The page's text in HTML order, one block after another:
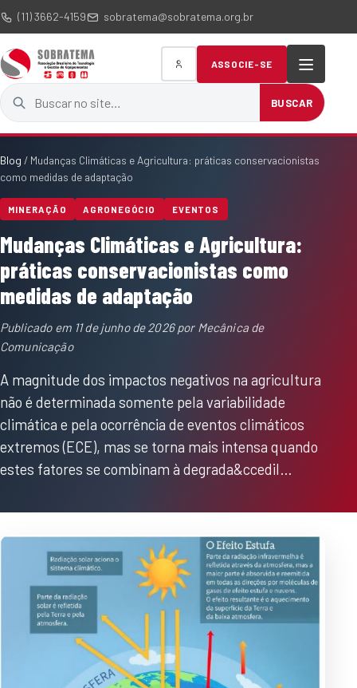
(11) 3662-4159 sobratema@sobratema.org.br
Buscar no site
BUSCAR
ASSOCIE-SE
Blog / Mudanças Climáticas e Agricultura: práticas conservacionistas
como medidas de adaptação
MINERAÇÃO AGRONEGÓCIO EVENTOS
Mudanças Climáticas e Agricultura:
práticas conservacionistas como
medidas de adaptação
Publicado em 11 de junho de 2026por Mecânica de
Comunicação
A magnitude dos impactos negativos na agricultura
não é determinada somente pela variabilidade
climática e pela ocorrência de eventos climáticos
extremos (ECE), mas se torna mais intensa quando
estes fatores se combinam à degrada&ccedil…